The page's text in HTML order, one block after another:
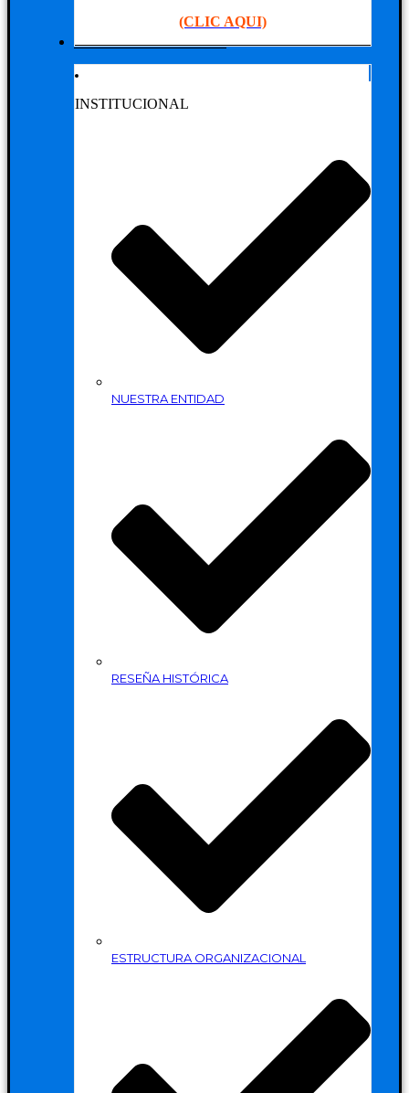
(CLIC AQUI)
NUESTRA EMPRESA
INSTITUCIONAL
NUESTRA ENTIDAD
RESEÑA HISTÓRICA
ESTRUCTURA ORGANIZACIONAL